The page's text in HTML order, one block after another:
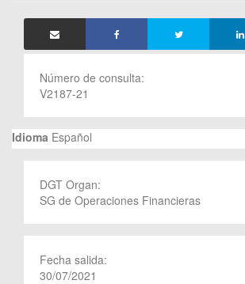
Número de consulta:
V2187-21
Idioma Español
DGT Organ:
SG de Operaciones Financieras
Fecha salida:
30/07/2021